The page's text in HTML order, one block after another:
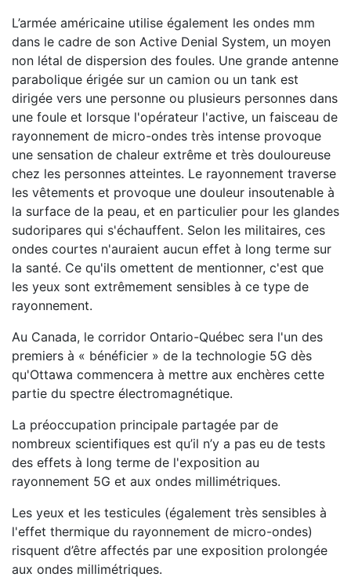
L’armée américaine utilise également les ondes mm
dans le cadre de son Active Denial System, un moyen
non létal de dispersion des foules. Une grande antenne
parabolique érigée sur un camion ou un tank est
dirigée vers une personne ou plusieurs personnes dans
une foule et lorsque l'opérateur l'active, un faisceau de
rayonnement de micro-ondes très intense provoque
une sensation de chaleur extrême et très douloureuse
chez les personnes atteintes. Le rayonnement traverse
les vêtements et provoque une douleur insoutenable à
la surface de la peau, et en particulier pour les glandes
sudoripares qui s'échauffent. Selon les militaires, ces
ondes courtes n'auraient aucun effet à long terme sur
la santé. Ce qu'ils omettent de mentionner, c'est que
les yeux sont extrêmement sensibles à ce type de
rayonnement.
Au Canada, le corridor Ontario-Québec sera l'un des
premiers à « bénéficier » de la technologie 5G dès
qu'Ottawa commencera à mettre aux enchères cette
partie du spectre électromagnétique.
La préoccupation principale partagée par de
nombreux scientifiques est qu’il n’y a pas eu de tests
des effets à long terme de l'exposition au
rayonnement 5G et aux ondes millimétriques.
Les yeux et les testicules (également très sensibles à
l'effet thermique du rayonnement de micro-ondes)
risquent d’être affectés par une exposition prolongée
aux ondes millimétriques.